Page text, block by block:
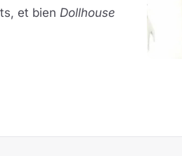
et bien Dollhouse